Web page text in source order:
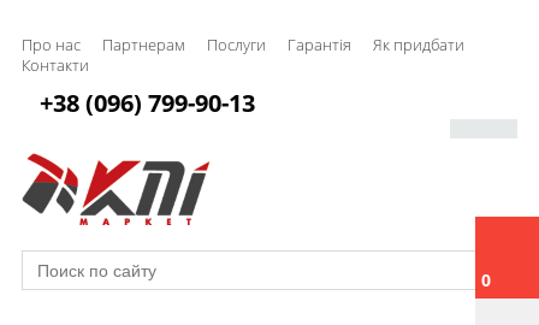
Про нас Партнерам Послуги Гарантія
Як придбати
Контакти
0
+38 (096) 799-90-13